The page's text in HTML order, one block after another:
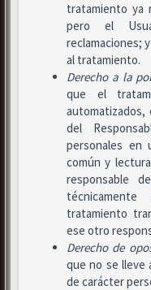
tratamiento ya
pero el
reclamaciones;
al tratamiento.
Derecho a la
que el
automatizados,
del
personales en
común y
responsable
tratamiento
ese otro
Derecho de
que no se lleve
de carácter